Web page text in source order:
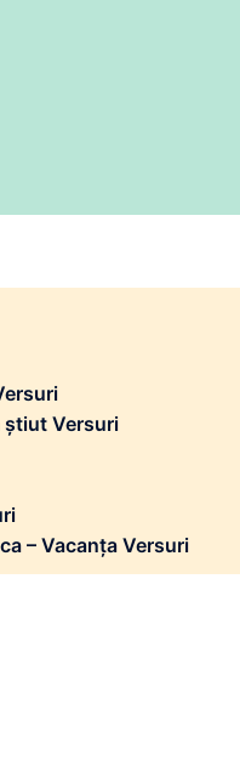
știut Versuri
– Vacanța Versuri